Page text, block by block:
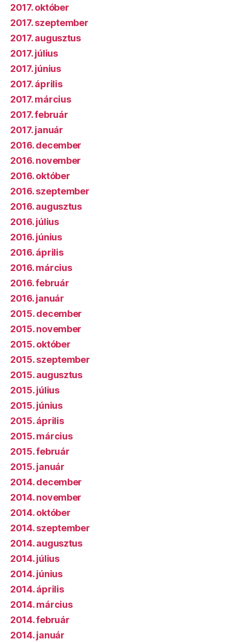
2017. október
2017. szeptember
2017. augusztus
2017. július
2017. június
2017. április
2017. március
2017. február
2017. január
2016. december
2016. november
2016. október
2016. szeptember
2016. augusztus
2016. július
2016. június
2016. április
2016. március
2016. február
2016. január
2015. december
2015. november
2015. október
2015. szeptember
2015. augusztus
2015. július
2015. június
2015. április
2015. március
2015. február
2015. január
2014. december
2014. november
2014. október
2014. szeptember
2014. augusztus
2014. július
2014. június
2014. április
2014. március
2014. február
2014. január